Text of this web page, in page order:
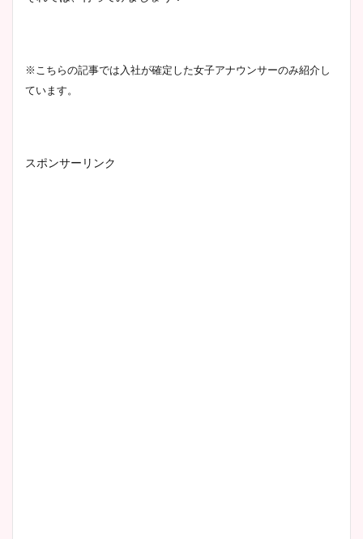
※こちらの記事では入社が確定した女子アナウンサーのみ紹介し
ています。
スポンサーリンク